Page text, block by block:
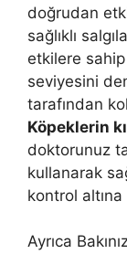
doğrudan
sağlıklı
etkilere sahip
seviyesini
tarafından
Köpeklerin
doktorunuz
kullanarak
kontrol
Ayrıca